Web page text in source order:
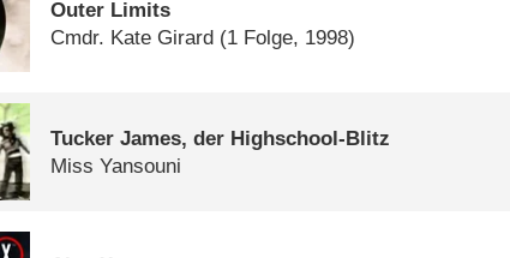
Outer Limits
Cmdr. Kate Girard (1 Folge, 1998)
Tucker James, der Highschool-Blitz
Miss Yansouni